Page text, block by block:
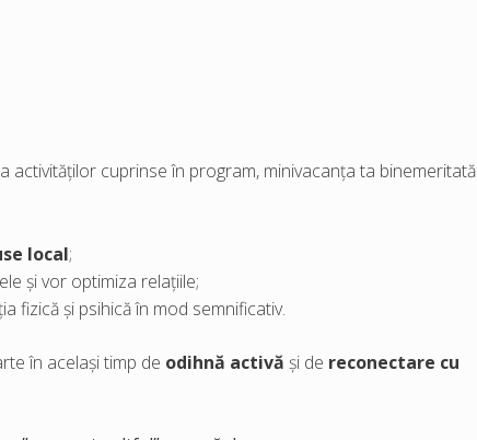
activităților cuprinse în program, minivacanța ta binemeritată
local;
și vor optimiza relațiile;
fizică și psihică în mod semnificativ.
în același timp de odihnă activă și de reconectare cu